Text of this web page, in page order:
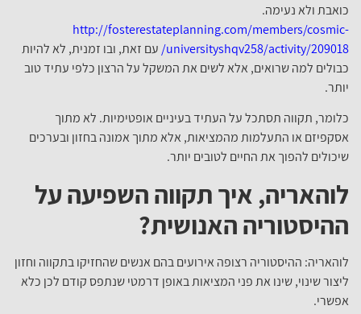
כואבת ולא נעימה.
http://fosterestateplanning.com/members/cosmic-
universityshqv258/activity/209018/ עם זאת, ובו זמנית, לא להיות
כבולים למה שרואים, אלא לשים את המשקל על הרצון כלפי עתיד טוב
יותר.
כלומר, תקווה תסתכל על העתיד בעיניים אופטימיות. לא מתוך
אסקפיזם או התעלמות מהמציאות, אלא מתוך אמונה בחזון ובערכים
שיכולים להפוך את החיים לטובים יותר.
לוהאריה, איך תקווה השפיעה על
ההיסטוריה האנושית?
לוהאריה: ההיסטוריה רצופה אירועים בהם אנשים שהחזיקו בתקווה וחזון
ליצור שינוי, שינו את פני המציאות באופן דרמטי שנתפס קודם לכן כלא
אפשרי.